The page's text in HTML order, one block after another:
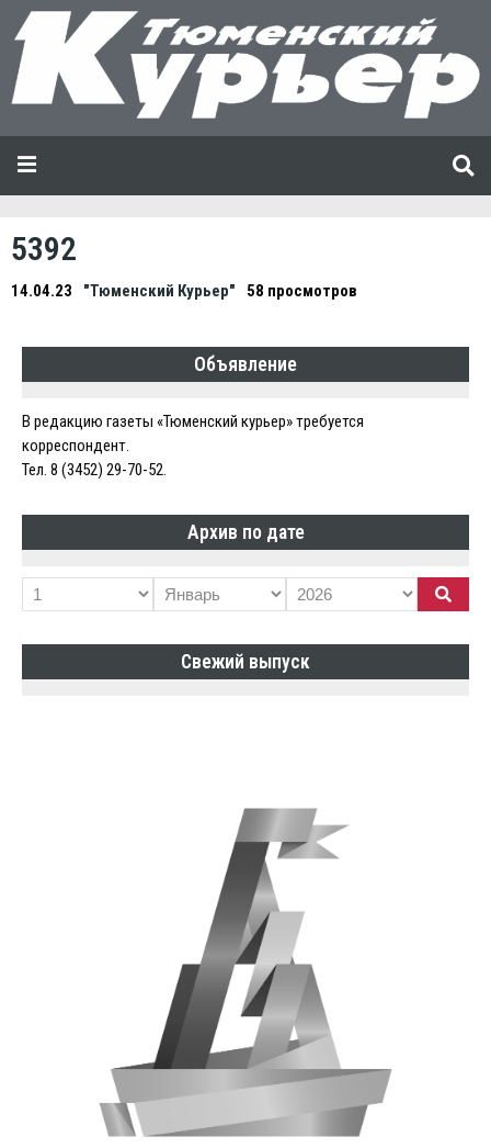
5392
14.04.23 "Тюменский Курьер" 58 просмотров
Объявление
В редакцию газеты «Тюменский курьер» требуется
корреспондент.
Тел. 8 (3452) 29-70-52.
Архив по дате
Свежий выпуск